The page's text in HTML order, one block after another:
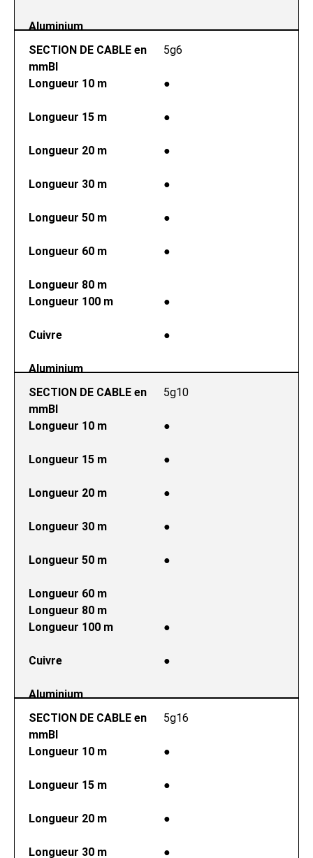
Aluminium
SECTION DE CABLE en
mmВІ
5g6
Longueur 10 m ●
Longueur 15 m ●
Longueur 20 m ●
Longueur 30 m ●
Longueur 50 m ●
Longueur 60 m ●
Longueur 80 m
Longueur 100 m
●
Cuivre ●
Aluminium
SECTION DE CABLE en
mmВІ
5g10
Longueur 10 m ●
Longueur 15 m ●
Longueur 20 m ●
Longueur 30 m ●
Longueur 50 m ●
Longueur 60 m
Longueur 80 m
Longueur 100 m
●
Cuivre ●
Aluminium
SECTION DE CABLE en
mmВІ
5g16
Longueur 10 m ●
Longueur 15 m ●
Longueur 20 m ●
Longueur 30 m ●